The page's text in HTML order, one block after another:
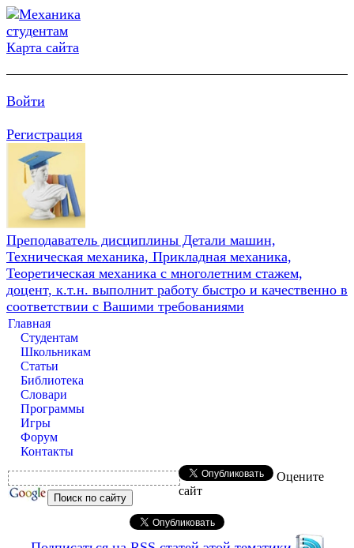
Карта сайта
Войти
Регистрация
Преподаватель дисциплины Детали машин,
Техническая механика, Прикладная механика,
Теоретическая механика с многолетним стажем,
доцент, к.т.н. выполнит работу быстро и качественно в
соответствии с Вашими требованиями
Главная
Студентам
Школьникам
Статьи
Библиотека
Словари
Программы
Игры
Форум
Контакты
Оцените
сайт